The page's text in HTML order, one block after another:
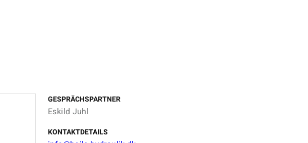
GESPRÄCHSPARTNER
Eskild Juhl
KONTAKTDETAILS